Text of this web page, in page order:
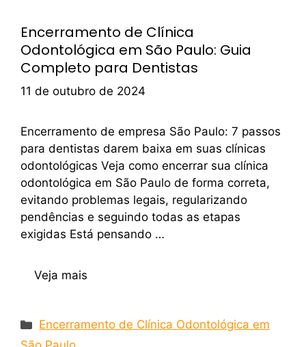
Encerramento de Clínica
Odontológica em São Paulo: Guia
Completo para Dentistas
11 de outubro de 2024
Encerramento de empresa São Paulo: 7 passos
para dentistas darem baixa em suas clínicas
odontológicas Veja como encerrar sua clínica
odontológica em São Paulo de forma correta,
evitando problemas legais, regularizando
pendências e seguindo todas as etapas
exigidas Está pensando …
Veja mais
Encerramento de Clínica Odontológica em